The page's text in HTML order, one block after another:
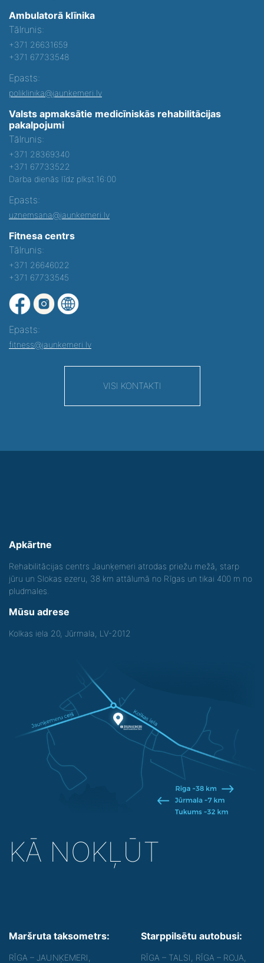
Ambulatorā klīnika
Tālrunis:
+371 26631659
+371 67733548
Epasts:
poliklinika@jaunkemeri.lv
Valsts apmaksātie medicīniskās rehabilitācijas
pakalpojumi
Tālrunis:
+371 28369340
+371 67733522
Darba dienās līdz plkst.16:00
Epasts:
uznemsana@jaunkemeri.lv
Fitnesa centrs
Tālrunis:
+371 26646022
+371 67733545
Epasts:
fitness@jaunkemeri.lv
VISI KONTAKTI
Apkārtne
Rehabilitācijas centrs Jaunķemeri atrodas priežu mežā, starp
jūru un Slokas ezeru, 38 km attālumā no Rīgas un tikai 400 m no
pludmales.
Mūsu adrese
Kolkas iela 20, Jūrmala, LV-2012
KĀ NOKĻŪT
Maršruta taksometrs:
RĪGA – JAUNĶEMERI,
Starppilsētu autobusi:
RĪGA – TALSI, RĪGA – ROJA,